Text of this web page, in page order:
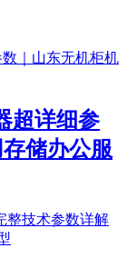
超详细参
储办公服